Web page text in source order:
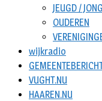
JEUGD /
OUDEREN
wijkradio
VUGHT.NU
HAAREN.NU